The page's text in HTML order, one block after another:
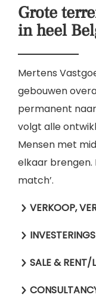
Grote
in heel
Mertens
gebouwen
permanent
volgt alle
Mensen met
elkaar brengen.
match’.
VERKOOP,
SALE & RENT/